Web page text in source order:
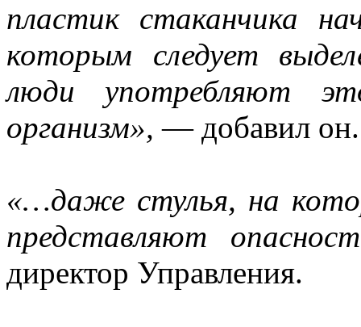
пластик стаканчика
которым следует
люди употребляют
организм»,— добавил он.
«…даже стулья, на
представляют
директор Управления.